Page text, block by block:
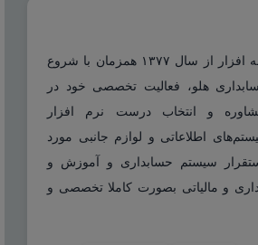
شرکت مشاوره هاله افزار از سال ۱۳۷۷ همزمان با شروع
هلو، فعالیت تخصصی خود در
و انتخاب درست نرم افزار
اطلاعاتی و لوازم جانبی مورد
استقرار سیستم حسابداری و آموزش و
و مالیاتی بصورت کاملا تخصصی و